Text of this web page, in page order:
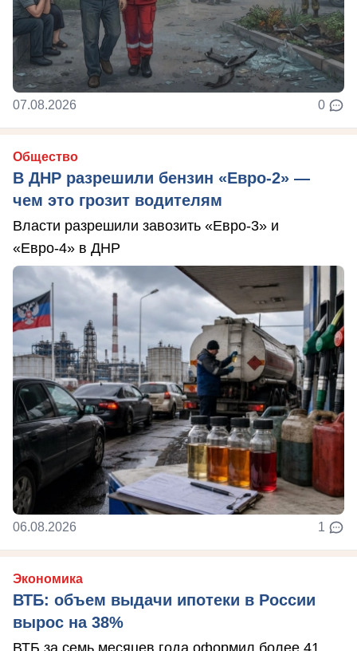
07.08.2026 0
Общество
В ДНР разрешили бензин «Евро-2» —
чем это грозит водителям
Власти разрешили завозить «Евро-3» и
«Евро-4» в ДНР
06.08.2026 1
Экономика
ВТБ: объем выдачи ипотеки в России
вырос на 38%